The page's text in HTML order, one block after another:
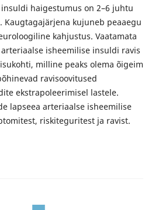
haigestumus on 2–6 juhtu
Kaugtagajärjena kujuneb peaaegu
kahjustus. Vaatamata
isheemilise insuldi ravis
milline peaks olema õigeim
ravisoovitused
ekstrapoleerimisel lastele.
lapseea arteriaalse isheemilise
riskiteguritest ja ravist.